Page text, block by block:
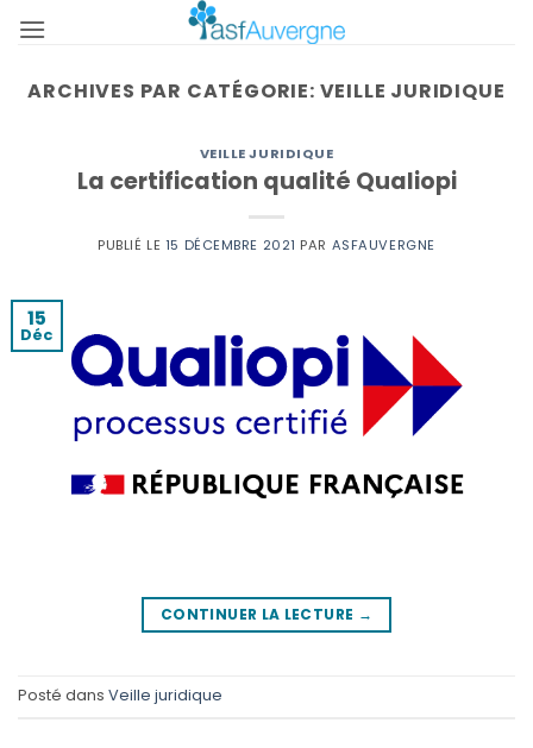
au
ARCHIVES PAR CATÉGORIE: VEILLE JURIDIQUE
VEILLE JURIDIQUE
La certification qualité Qualiopi
PUBLIÉ LE 15 DÉCEMBRE 2021 PAR ASFAUVERGNE
15
Déc
CONTINUER LA LECTURE →
Posté dans Veille juridique